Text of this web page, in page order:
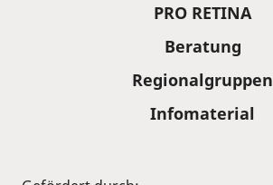
PRO RETINA
Beratung
Regionalgruppen
Infomaterial